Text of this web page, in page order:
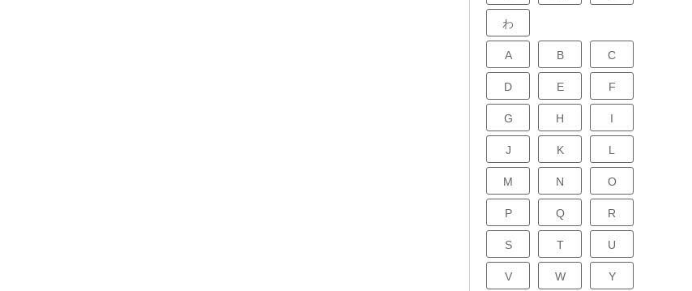
わ
A B C
D E F
G H I
J K L
M N O
P Q R
S T U
V W Y